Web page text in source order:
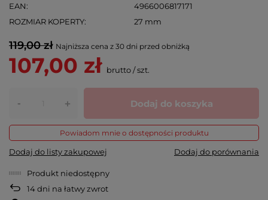
EAN
4966006817171
ROZMIAR KOPERTY
27 mm
119,00 zł Najniższa cena z 30 dni przed obniżką
107,00 zł brutto/szt.
- + Dodaj do koszyka
Powiadom mnie o dostępności produktu
Dodaj do listy zakupowej Dodaj do porównania
Produkt niedostępny
14dni na łatwy zwrot